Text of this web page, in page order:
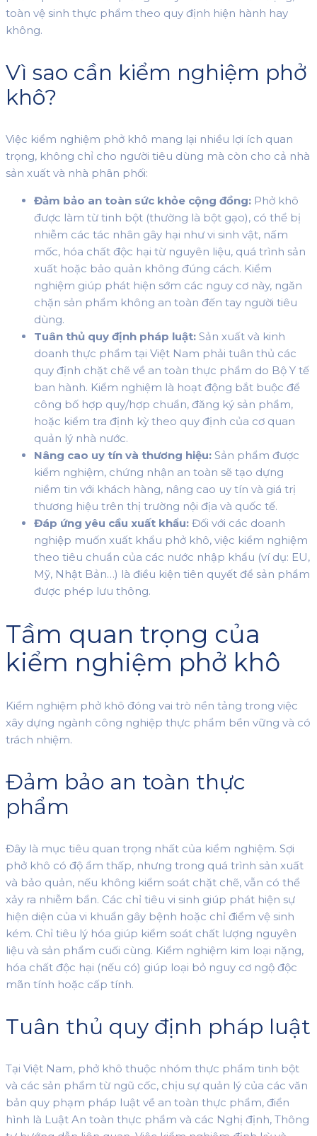
toàn vệ sinh thực phẩm theo quy định hiện hành hay
không.
Vì sao cần kiểm nghiệm phở
khô?
Việc kiểm nghiệm phở khô mang lại nhiều lợi ích quan
trọng, không chỉ cho người tiêu dùng mà còn cho cả nhà
sản xuất và nhà phân phối:
Đảm bảo an toàn sức khỏe cộng đồng: Phở khô
được làm từ tinh bột (thường là bột gạo), có thể bị
nhiễm các tác nhân gây hại như vi sinh vật, nấm
mốc, hóa chất độc hại từ nguyên liệu, quá trình sản
xuất hoặc bảo quản không đúng cách. Kiểm
nghiệm giúp phát hiện sớm các nguy cơ này, ngăn
chặn sản phẩm không an toàn đến tay người tiêu
dùng.
Tuân thủ quy định pháp luật: Sản xuất và kinh
doanh thực phẩm tại Việt Nam phải tuân thủ các
quy định chặt chẽ về an toàn thực phẩm do Bộ Y tế
ban hành. Kiểm nghiệm là hoạt động bắt buộc để
công bố hợp quy/hợp chuẩn, đăng ký sản phẩm,
hoặc kiểm tra định kỳ theo quy định của cơ quan
quản lý nhà nước.
Nâng cao uy tín và thương hiệu: Sản phẩm được
kiểm nghiệm, chứng nhận an toàn sẽ tạo dựng
niềm tin với khách hàng, nâng cao uy tín và giá trị
thương hiệu trên thị trường nội địa và quốc tế.
Đáp ứng yêu cầu xuất khẩu: Đối với các doanh
nghiệp muốn xuất khẩu phở khô, việc kiểm nghiệm
theo tiêu chuẩn của các nước nhập khẩu (ví dụ: EU,
Mỹ, Nhật Bản…) là điều kiện tiên quyết để sản phẩm
được phép lưu thông.
Tầm quan trọng của
kiểm nghiệm phở khô
Kiểm nghiệm phở khô đóng vai trò nền tảng trong việc
xây dựng ngành công nghiệp thực phẩm bền vững và có
trách nhiệm.
Đảm bảo an toàn thực
phẩm
Đây là mục tiêu quan trọng nhất của kiểm nghiệm. Sợi
phở khô có độ ẩm thấp, nhưng trong quá trình sản xuất
và bảo quản, nếu không kiểm soát chặt chẽ, vẫn có thể
xảy ra nhiễm bẩn. Các chỉ tiêu vi sinh giúp phát hiện sự
hiện diện của vi khuẩn gây bệnh hoặc chỉ điểm vệ sinh
kém. Chỉ tiêu lý hóa giúp kiểm soát chất lượng nguyên
liệu và sản phẩm cuối cùng. Kiểm nghiệm kim loại nặng,
hóa chất độc hại (nếu có) giúp loại bỏ nguy cơ ngộ độc
mãn tính hoặc cấp tính.
Tuân thủ quy định pháp luật
Tại Việt Nam, phở khô thuộc nhóm thực phẩm tinh bột
và các sản phẩm từ ngũ cốc, chịu sự quản lý của các văn
bản quy phạm pháp luật về an toàn thực phẩm, điển
hình là Luật An toàn thực phẩm và các Nghị định, Thông